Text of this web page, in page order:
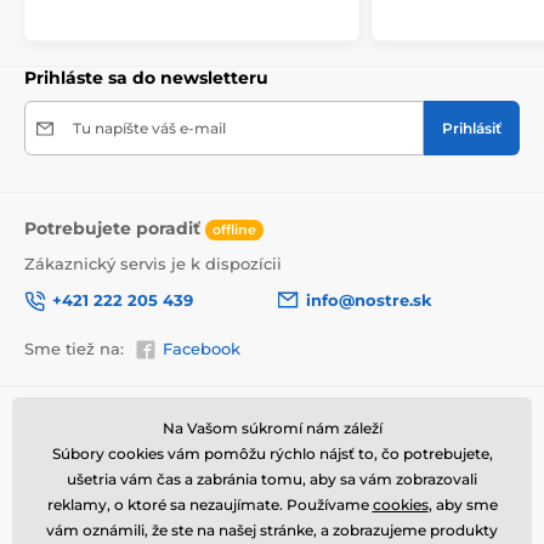
Vysoko kvalitná tlač
Kvalita je pre nás dôležitá a preto sme pre každý set
plátno, ktorého hmotnosť je370 g/m
pozostáva zo
zmesi polyesteru a bavlny.
Nezabudli
sme ani na starostlivý výber farieb, ktoré sú
ekologické, čo znamená, že nezapáchajú
a nevypúšťajú škodlivé látky do ovzdušia.
V neposlednom rade je dôležitá aj technológia tlače.
Prihláste sa do newsletteru
Tu napíšte váš e-mail Prihlásiť
Potrebujete poradiť offline
Zákaznický servis je k dispozícii
+421 222 205 439
info@nostre.sk
Sme tiež na: Facebook
Informácie o nákupe
Obchodné a reklamačné
podmienky
Ochrana osobných údajov
Užitočné informácie
Často kladené otázky
Magazín
Kontakty
Na Vašom súkromí nám záleží
Súbory cookies vám pomôžu rýchlo nájsť to, čo potrebujete,
ušetria vám čas a zabránia tomu, aby sa vám zobrazovali
reklamy, o ktoré sa nezaujímate. Používame cookies, aby sme
vám oznámili, že ste na našej stránke, a zobrazujeme produkty